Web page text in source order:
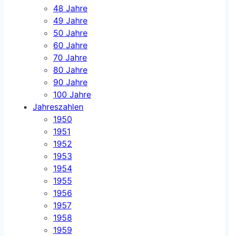
48 Jahre
49 Jahre
50 Jahre
60 Jahre
70 Jahre
80 Jahre
90 Jahre
100 Jahre
Jahreszahlen
1950
1951
1952
1953
1954
1955
1956
1957
1958
1959